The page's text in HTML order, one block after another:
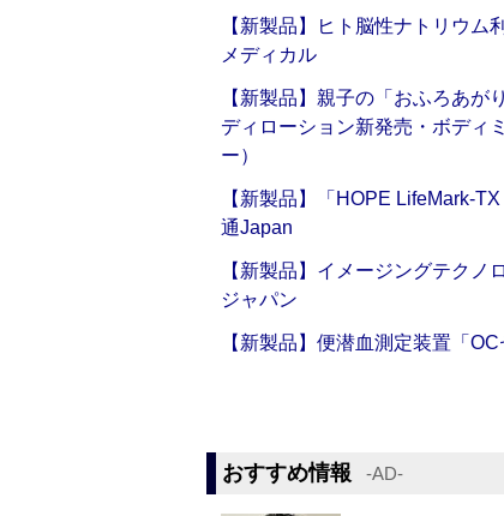
【新製品】ヒト脳性ナトリウ
メディカル
【新製品】親子の「おふろあが
ディローション新発売・ボデ
ー）
【新製品】「HOPE LifeMark-
通Japan
【新製品】イメージングテク
ジャパン
【新製品】便潜血測定装置「
おすすめ情報 ‐AD‐